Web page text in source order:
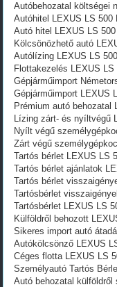
Autóbehozatal költségei
Autóhitel LEXUS LS 500
Autó hitel LEXUS LS
Kölcsönözhető autó
Autólízing LEXUS LS
Flottakezelés LEXUS
Gépjárműimport
Gépjárműimport LEXUS
Prémium autó behozatal
Lízing zárt- és nyíltvégű
Nyílt végű
Zárt végű
Tartós bérlet LEXUS LS
Tartós bérlet ajánlatok
Tartós bérlet
Tartósbérlet
Tartósbérlet LEXUS LS
Külföldről behozott
Sikeres import autó
Autókölcsönző LEXUS
Céges flotta LEXUS LS
Személyautó Tartós
Autó behozatal